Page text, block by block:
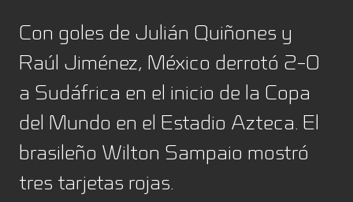
Con goles de Julián Quiñones y
Raúl Jiménez, México derrotó 2-0
a Sudáfrica en el inicio de la Copa
del Mundo en el Estadio Azteca. El
brasileño Wilton Sampaio mostró
tres tarjetas rojas.